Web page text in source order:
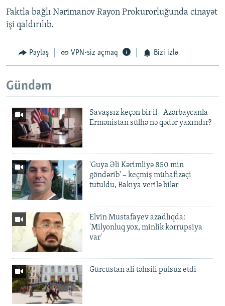
Faktla bağlı Nərimanov Rayon Prokurorluğunda cinayət
işi qaldırılıb.
Paylaş VPN-siz açmaq Bizi izlə
Gündəm
Savaşsız keçən bir il - Azərbaycanla
Ermənistan sülhə nə qədər yaxındır?
'Guya Əli Kərimliyə 850 min
göndərib' – keçmiş mühafizəçi
tutuldu, Bakıya verilə bilər
Elvin Mustafayev azadlıqda:
'Milyonluq yox, minlik korrupsiya
var'
Gürcüstan ali təhsili pulsuz etdi